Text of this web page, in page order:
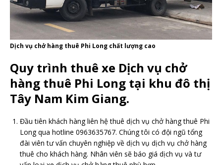
Dịch vụ chở hàng thuê Phi Long chất lượng cao
Quy trình thuê xe Dịch vụ chở
hàng thuê Phi Long tại khu đô thị
Tây Nam Kim Giang.
Đầu tiên khách hàng liên hệ thuê dịch vụ chở hàng thuê Phi
Long qua hotline 0963635767. Chúng tôi có đội ngũ tổng
đài viên tư vấn chuyên nghiệp về dịch vụ dịch vụ chở hàng
thuê cho khách hàng. Nhân viên sẽ báo giá dịch vụ và tư